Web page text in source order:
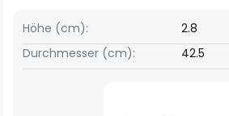
Höhe (cm):
2.8
Durchmesser (cm):
42.5